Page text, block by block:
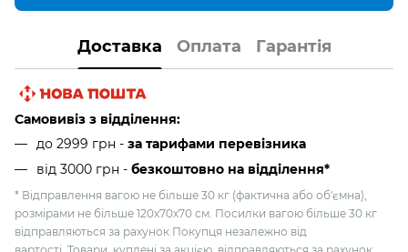
Доставка Оплата Гарантія
Самовивіз з відділення:
до 2999 грн - за тарифами перевізника
від 3000 грн - безкоштовно на відділення*
* Відправлення вагою не більше 30 кг (фактична або об'ємна),
розмірами не більше 120х70х70 см. Посилки вагою більше 30 кг
відправляються за рахунок Покупця незалежно від